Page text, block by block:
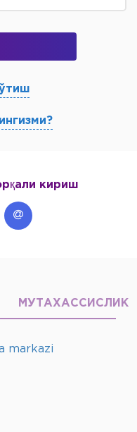
кириш
МУТАХАССИСЛИК
markazi